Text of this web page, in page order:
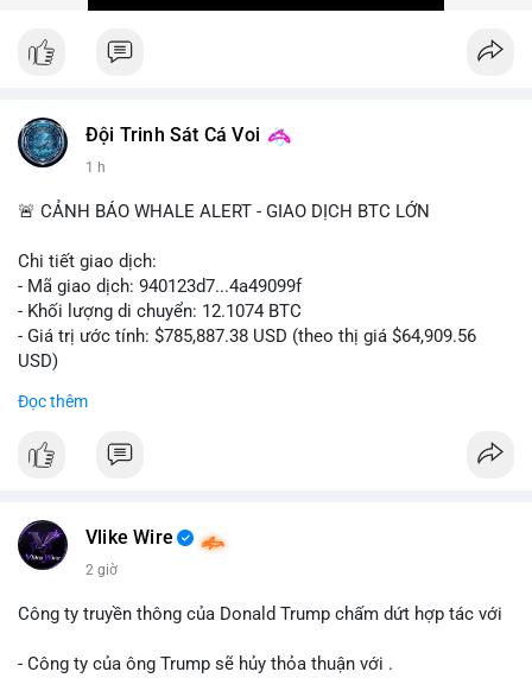
Đội Trinh Sát Cá Voi
1 h
🚨 CẢNH BÁO WHALE ALERT - GIAO DỊCH BTC LỚN
Chi tiết giao dịch:
- Mã giao dịch: 940123d7...4a49099f
- Khối lượng di chuyển: 12.1074 BTC
- Giá trị ước tính: $785,887.38 USD (theo thị giá $64,909.56
USD)
Khối lượng 12.1 BTC tương đương gần 786 nghìn USD được di
Động thái này có thể là bước chuẩn bị thanh khoản để bán ra,
hoặc tái phân bổ tài sản giữa các ví nóng nhằm tối ưu phí giao
thấy cá voi đang thăm dò thanh khoản thị trường trước khi có
Đọc thêm
Vlike Wire
2 giờ
Công ty truyền thông của Donald Trump chấm dứt hợp tác với
- Công ty của ông Trump sẽ hủy thỏa thuận với .